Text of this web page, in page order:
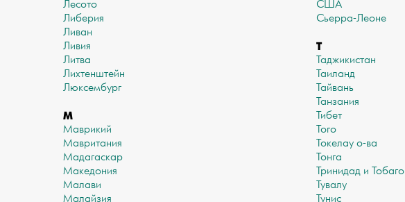
Лесото
Либерия
Ливан
Ливия
Литва
Лихтенштейн
Люксембург
М
Маврикий
Мавритания
Мадагаскар
Македония
Малави
Малайзия
США
Сьерра-Леоне
Т
Таджикистан
Таиланд
Тайвань
Танзания
Тибет
Того
Токелау о-ва
Тонга
Тринидад и Тобаго
Тувалу
Тунис